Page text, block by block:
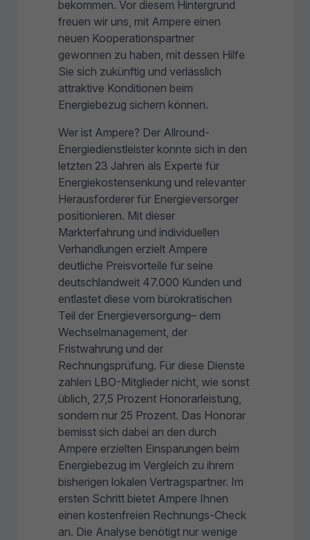
bekommen. Vor diesem Hintergrund
freuen wir uns, mit Ampere einen
neuen Kooperationspartner
gewonnen zu haben, mit dessen Hilfe
Sie sich zukünftig und verlässlich
attraktive Konditionen beim
Energiebezug sichern können.
Wer ist Ampere? Der Allround-
Energiedienstleister konnte sich in den
letzten 23 Jahren als Experte für
Energiekostensenkung und relevanter
Herausforderer für Energieversorger
positionieren. Mit dieser
Markterfahrung und individuellen
Verhandlungen erzielt Ampere
deutliche Preisvorteile für seine
deutschlandweit 47.000 Kunden und
entlastet diese vom bürokratischen
Teil der Energieversorgung– dem
Wechselmanagement, der
Fristwahrung und der
Rechnungsprüfung. Für diese Dienste
zahlen LBO-Mitglieder nicht, wie sonst
üblich, 27,5 Prozent Honorarleistung,
sondern nur 25 Prozent. Das Honorar
bemisst sich dabei an den durch
Ampere erzielten Einsparungen beim
Energiebezug im Vergleich zu ihrem
bisherigen lokalen Vertragspartner. Im
ersten Schritt bietet Ampere Ihnen
einen kostenfreien Rechnungs-Check
an. Die Analyse benötigt nur wenige